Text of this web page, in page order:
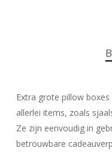
Extra grote pillow
allerlei items, zoals
Ze zijn eenvoudig in
betrouwbare